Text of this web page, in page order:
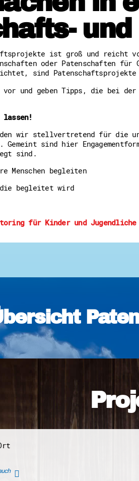
ist groß und reicht
oder Patenschaften
sind Patenschaftsprojekte
und geben Tipps, die bei der
wir stellvertretend für die
sind hier
sind.
Menschen begleiten
begleitet wird
für Kinder und Jugendliche